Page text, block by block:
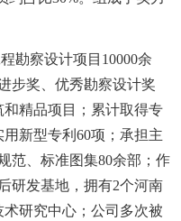
勘察设计项目10000余
步奖、优秀勘察设计奖
精品项目；累计取得专
新型专利60项；承担主
范、标准图集80余部；作
研发基地，拥有2个河南
研究中心；公司多次被